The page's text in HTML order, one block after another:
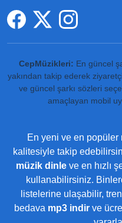
CepMüzikleri: En güncel
yakından takip ederek
ve güncel şarkı sözleri
amaçlayan mobil
En yeni ve en popüler
kalitesiyle takip
müzik dinleve en hızlı
kullanabilirsiniz.
listelerine ulaşabilir,
bedava mp3 indir ve